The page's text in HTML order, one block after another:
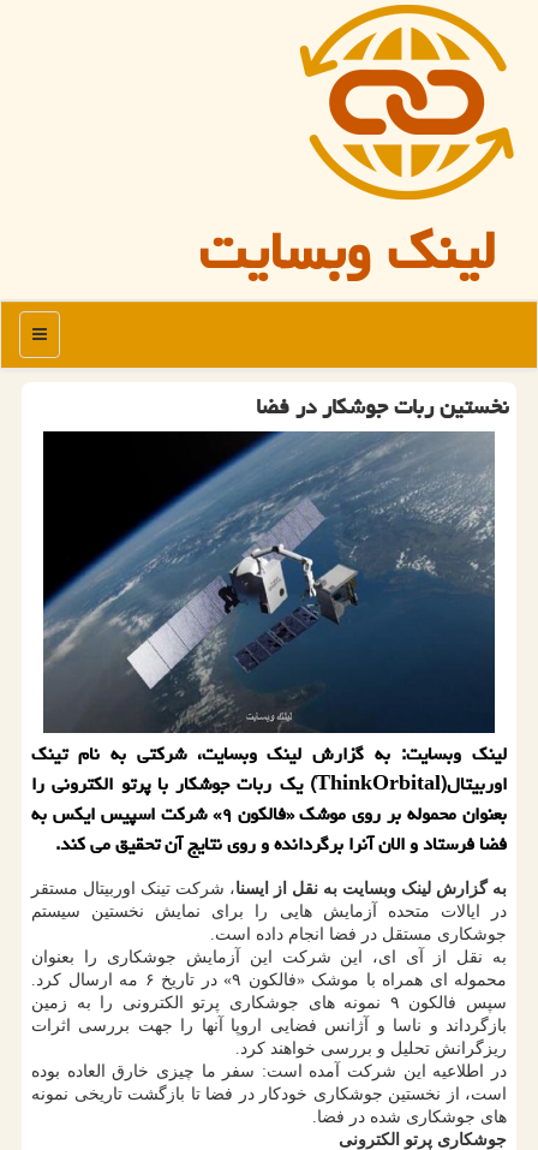
لینک وبسایت
منو
نخستین ربات جوشکار در فضا
لینک وبسایت: به گزارش لینک وبسایت، شرکتی به نام تینک
اوربیتال(ThinkOrbital) یک ربات جوشکار با پرتو الکترونی را
بعنوان محموله بر روی موشک «فالکون ۹» شرکت اسپیس ایکس به
فضا فرستاد و الان آنرا برگردانده و روی نتایج آن تحقیق می کند.
به گزارش لینک وبسایت به نقل از ایسنا، شرکت تینک اوربیتال مستقر
در ایالات متحده آزمایش هایی را برای نمایش نخستین سیستم
جوشکاری مستقل در فضا انجام داده است.
به نقل از آی ای، این شرکت این آزمایش جوشکاری را بعنوان
محموله ای همراه با موشک «فالکون ۹» در تاریخ ۶ مه ارسال کرد.
سپس فالکون ۹ نمونه های جوشکاری پرتو الکترونی را به زمین
بازگرداند و ناسا و آژانس فضایی اروپا آنها را جهت بررسی اثرات
ریزگرانش تحلیل و بررسی خواهند کرد.
در اطلاعیه این شرکت آمده است: سفر ما چیزی خارق العاده بوده
است، از نخستین جوشکاری خودکار در فضا تا بازگشت تاریخی نمونه
های جوشکاری شده در فضا.
جوشکاری پرتو الکترونی